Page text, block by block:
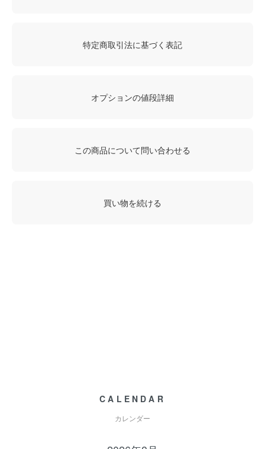
特定商取引法に基づく表記
オプションの値段詳細
この商品について問い合わせる
買い物を続ける
CALENDAR
カレンダー